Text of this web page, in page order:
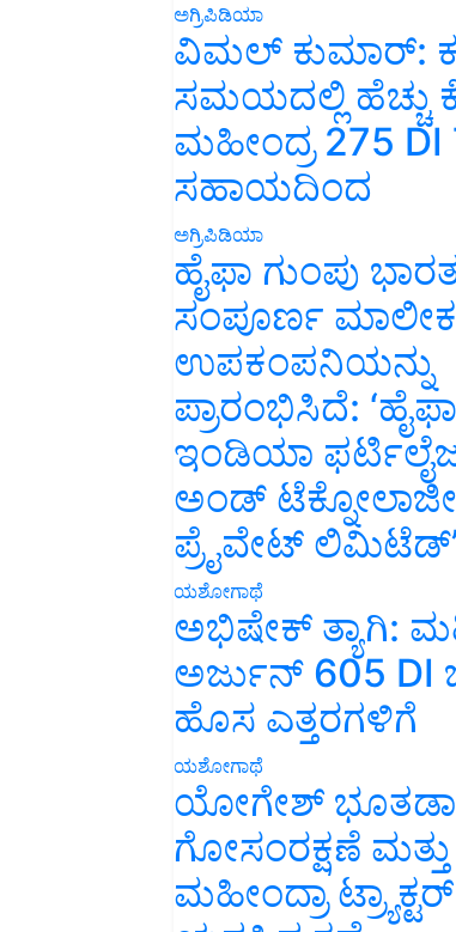
ಅಗ್ರಿಪಿಡಿಯಾ
ವಿಮಲ್ ಕುಮಾರ್:
ಸಮಯದಲ್ಲಿ ಹೆಚ್ಚು
ಮಹೀಂದ್ರ 275 DI
ಸಹಾಯದಿಂದ
ಅಗ್ರಿಪಿಡಿಯಾ
ಹೈಫಾ ಗುಂಪು
ಸಂಪೂರ್ಣ
ಉಪಕಂಪನಿಯನ್ನು
ಪ್ರಾರಂಭಿಸಿದೆ: ‘ಹೈಫಾ
ಇಂಡಿಯಾ
ಅಂಡ್
ಪ್ರೈವೇಟ್
ಯಶೋಗಾಥೆ
ಅಭಿಷೇಕ್ ತ್ಯಾಗಿ:
ಅರ್ಜುನ್ 605 DI
ಹೊಸ ಎತ್ತರಗಳಿಗೆ
ಯಶೋಗಾಥೆ
ಯೋಗೇಶ್
ಗೋಸಂರಕ್ಷಣೆ ಮತ್ತು
ಮಹೀಂದ್ರಾ